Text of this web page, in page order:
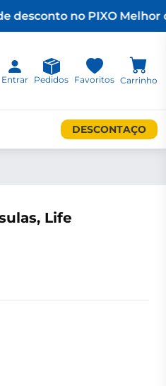
desconto no PIXO Melhor
Entrar Pedidos Favoritos Carrinho
DESCONTAÇO
Life